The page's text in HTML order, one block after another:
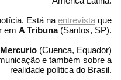
Está na entrevista que
em A Tribuna(Santos, SP).
(Cuenca, Equador)
e também sobre a
realidade política do Brasil.